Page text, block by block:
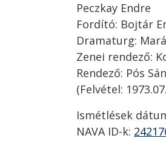
Peczkay Endre
Fordító: Bojtár
Dramaturg:
Zenei rendező:
Rendező: Pós
(Felvétel:
Ismétlések
NAVA ID-k: